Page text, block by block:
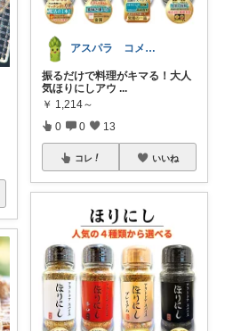
アスパラ コメントあまり出来ず🙇
振るだけで料理がキマる！大人
気ほりにしアウ ...
￥ 1,214～
0 0 13
コレ いいね